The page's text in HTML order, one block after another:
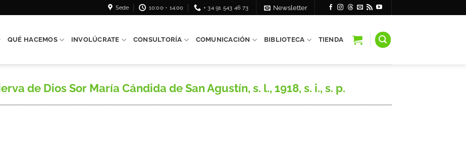
Sede 10:00 - 14:00 + 34 91 543 46 73 Newsletter
QUÉ HACEMOS INVOLÚCRATE CONSULTORÍA COMUNICACIÓN BIBLIOTECA TIENDA
de Dios Sor María Cándida de San Agustín, s. l., 1918, s. i., s. p.